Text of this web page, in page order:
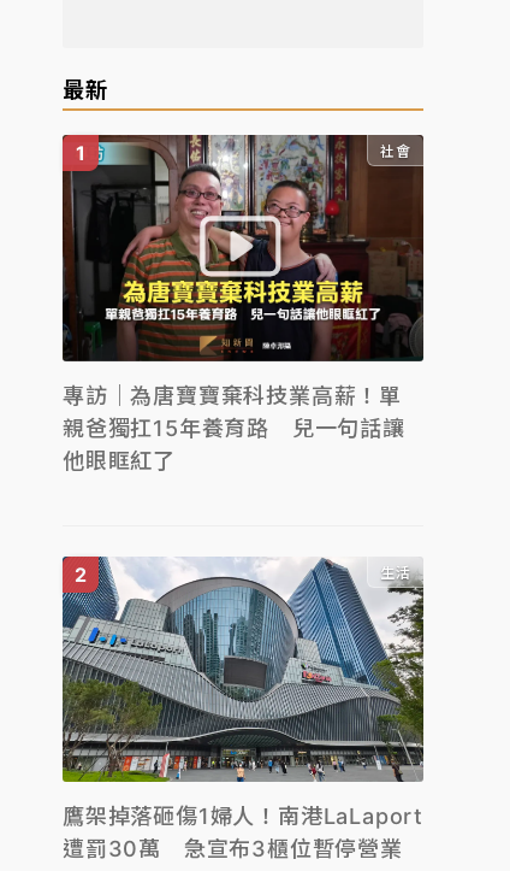
最新
社會
專訪｜為唐寶寶棄科技業高薪！單
親爸獨扛15年養育路 兒一句話讓
他眼眶紅了
生活
鷹架掉落砸傷1婦人！南港LaLaport
遭罰30萬 急宣布3櫃位暫停營業